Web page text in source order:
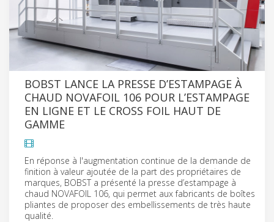
BOBST LANCE LA PRESSE D’ESTAMPAGE À
CHAUD NOVAFOIL 106 POUR L’ESTAMPAGE
EN LIGNE ET LE CROSS FOIL HAUT DE
GAMME
En réponse à l'augmentation continue de la demande de
finition à valeur ajoutée de la part des propriétaires de
marques, BOBST a présenté la presse d’estampage à
chaud NOVAFOIL 106, qui permet aux fabricants de boîtes
pliantes de proposer des embellissements de très haute
qualité.